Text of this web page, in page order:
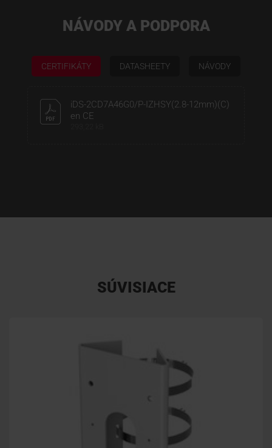
NÁVODY A PODPORA
CERTIFIKÁTY DATASHEETY NÁVODY
iDS-2CD7A46G0/P-IZHSY(2.8-12mm)(C)
en CE
SÚVISIACE